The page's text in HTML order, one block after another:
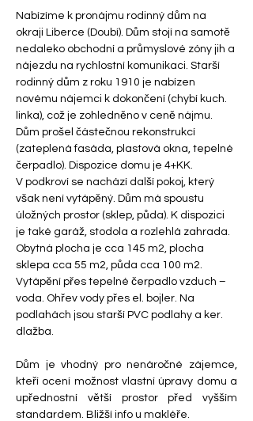
Nabízíme k pronájmu rodinný dům na
okraji Liberce (Doubí). Dům stojí na samotě
nedaleko obchodní a průmyslové zóny jih a
nájezdu na rychlostní komunikaci. Starší
rodinný dům z roku 1910 je nabízen
novému nájemci k dokončení (chybí kuch.
linka), což je zohledněno v ceně nájmu.
Dům prošel částečnou rekonstrukcí
(zateplená fasáda, plastová okna, tepelné
čerpadlo). Dispozice domu je 4+KK.
V podkroví se nachází další pokoj, který
však není vytápěný. Dům má spoustu
úložných prostor (sklep, půda). K dispozici
je také garáž, stodola a rozlehlá zahrada.
Obytná plocha je cca 145 m2, plocha
sklepa cca 55 m2, půda cca 100 m2.
Vytápění přes tepelné čerpadlo vzduch –
voda. Ohřev vody přes el. bojler. Na
podlahách jsou starší PVC podlahy a ker.
dlažba.
Dům je vhodný pro nenáročné zájemce,
kteří ocení možnost vlastní úpravy domu a
upřednostní větší prostor před vyšším
standardem. Bližší info u makléře.